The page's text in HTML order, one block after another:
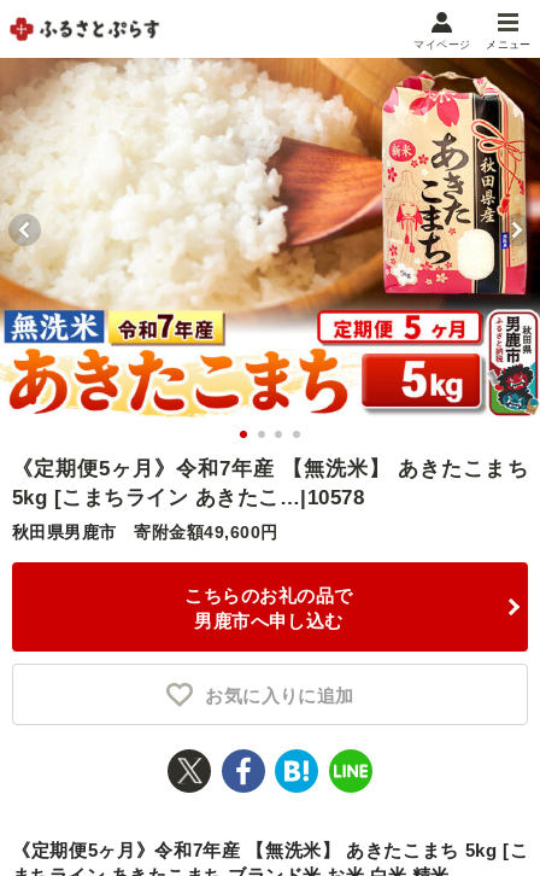
メニュー
マイメニュー
マイページ
お気に入り 閲覧履歴
メニュー
お礼の品から探す
お礼の品をカテゴリや金額で絞り込み
自治体から探す
ランキング
特集・おすすめ
マイページ
《定期便5ヶ月》令和7年産 【無洗米】 あきたこまち
5kg [こまちライン あきたこ…|10578
秋田県男鹿市 寄附金額49,600円
こちらのお礼の品で
男鹿市へ申し込む
お気に入りに追加
《定期便5ヶ月》令和7年産 【無洗米】 あきたこまち 5kg [こ